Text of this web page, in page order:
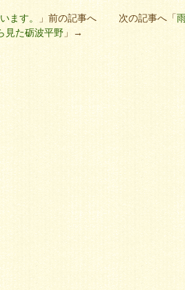
ます。 」前の記事へ 次の記事へ「
見た砺波平野 」→